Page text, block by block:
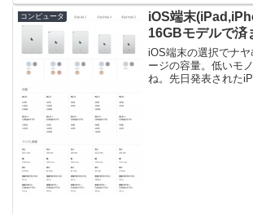
コンピュータ
iOS端末
16GBモデルで済
iOS端末の選択でナ
ージの容量。低いモ
ね。先日発表された